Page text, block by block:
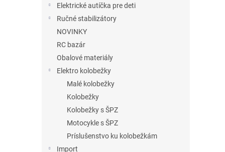
Elektrické autíčka pre deti
Ručné stabilizátory
NOVINKY
RC bazár
Obalové materiály
Elektro kolobežky
Malé kolobežky
Kolobežky
Kolobežky s ŠPZ
Motocykle s ŠPZ
Príslušenstvo ku kolobežkám
Import